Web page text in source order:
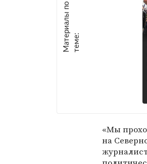
М
а
т е
р
и
а
л
ы
п
о
т
е
м
е :
«Мы
на